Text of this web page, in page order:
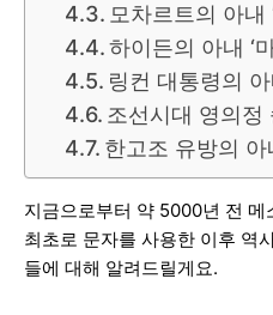
모차르트의 아내
하이든의 아내 ‘
링컨 대통령의 아
조선시대 영의정
한고조 유방의 아
지금으로부터 약 5000년 전
최초로 문자를 사용한 이후 역
들에 대해 알려드릴게요.